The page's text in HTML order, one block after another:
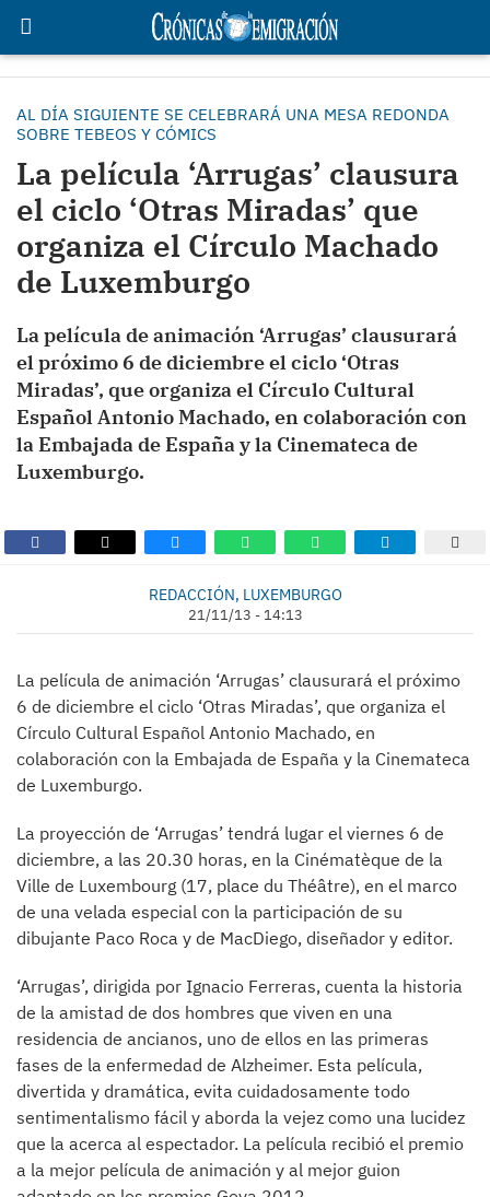
AL DÍA SIGUIENTE SE CELEBRARÁ UNA MESA REDONDA
SOBRE TEBEOS Y CÓMICS
La película ‘Arrugas’ clausura
el ciclo ‘Otras Miradas’ que
organiza el Círculo Machado
de Luxemburgo
La película de animación ‘Arrugas’ clausurará
el próximo 6 de diciembre el ciclo ‘Otras
Miradas’, que organiza el Círculo Cultural
Español Antonio Machado, en colaboración con
la Embajada de España y la Cinemateca de
Luxemburgo.
REDACCIÓN, LUXEMBURGO
21/11/13 - 14:13
La película de animación ‘Arrugas’ clausurará el próximo
6 de diciembre el ciclo ‘Otras Miradas’, que organiza el
Círculo Cultural Español Antonio Machado, en
colaboración con la Embajada de España y la Cinemateca
de Luxemburgo.
La proyección de ‘Arrugas’ tendrá lugar el viernes 6 de
diciembre, a las 20.30 horas, en la Cinématèque de la
Ville de Luxembourg (17, place du Théâtre), en el marco
de una velada especial con la participación de su
dibujante Paco Roca y de MacDiego, diseñador y editor.
‘Arrugas’, dirigida por Ignacio Ferreras, cuenta la historia
de la amistad de dos hombres que viven en una
residencia de ancianos, uno de ellos en las primeras
fases de la enfermedad de Alzheimer. Esta película,
divertida y dramática, evita cuidadosamente todo
sentimentalismo fácil y aborda la vejez como una lucidez
que la acerca al espectador. La película recibió el premio
a la mejor película de animación y al mejor guion